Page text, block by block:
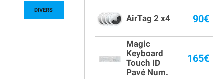
DIVERS
AirTag 2 x4 90€
Magic
Keyboard
Touch ID
Pavé Num.
165€